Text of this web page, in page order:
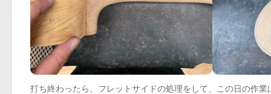
打ち終わったら、フレットサイドの処理をして、この日の作業